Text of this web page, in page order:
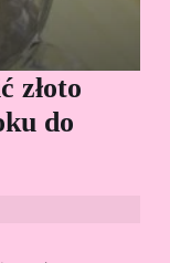
złoto
do